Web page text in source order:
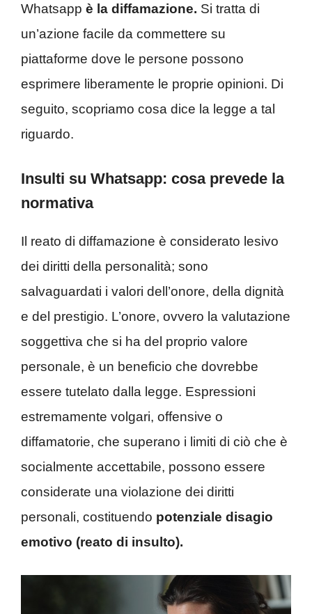
Whatsapp è la diffamazione. Si tratta di
un’azione facile da commettere su
piattaforme dove le persone possono
esprimere liberamente le proprie opinioni. Di
seguito, scopriamo cosa dice la legge a tal
riguardo.
Insulti su Whatsapp: cosa prevede la
normativa
Il reato di diffamazione è considerato lesivo
dei diritti della personalità; sono
salvaguardati i valori dell’onore, della dignità
e del prestigio. L’onore, ovvero la valutazione
soggettiva che si ha del proprio valore
personale, è un beneficio che dovrebbe
essere tutelato dalla legge. Espressioni
estremamente volgari, offensive o
diffamatorie, che superano i limiti di ciò che è
socialmente accettabile, possono essere
considerate una violazione dei diritti
personali, costituendo potenziale disagio
emotivo (reato di insulto).